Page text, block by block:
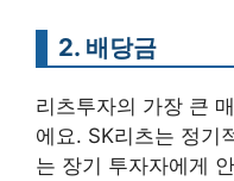
2. 배당금
리츠투자의 가장 큰
에요. SK리츠는 정기
는 장기 투자자에게